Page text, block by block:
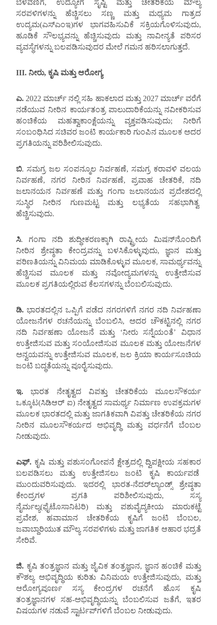
ಬೆಳವಣಿಗೆ, ಉದ್ಯೋಗ ಸೃಷ್ಟಿ ಮತ್ತು ಚೇತರಿಕೆಯ ಮೌಲ್ಯ
ಸರಪಳಿಗಳನ್ನು ಹೆಚ್ಚಿಸಲು ಸಣ್ಣ ಮತ್ತು ಮಧ್ಯಮ ಗಾತ್ರದ
ಉದ್ಯಮ(ಎಸ್ಎಂಇ)ಗಳ ಭಾಗವಹಿಸುವಿಕೆ ಸಕ್ರಿಯಗೊಳಿಸುವುದು,
ಹೂಡಿಕೆ ಸೌಲಭ್ಯವನ್ನು ಹೆಚ್ಚಿಸುವುದು ಮತ್ತು ನಾವೀನ್ಯತೆ ಪರಿಸರ
ವ್ಯವಸ್ಥೆಗಳನ್ನು ಬಲಪಡಿಸುವುದರ ಮೇಲೆ ಗಮನ ಹರಿಸಲಾಗುತ್ತದೆ.
III. ನೀರು, ಕೃಷಿ ಮತ್ತು ಆರೋಗ್ಯ
ಎ.2022 ಮಾರ್ಚ್ ನಲ್ಲಿ ಸಹಿ ಹಾಕಲಾದ ಮತ್ತು 2027 ಮಾರ್ಚ್ ವರೆಗೆ
ನಡೆಯುವ ನೀರಿನ ಕಾರ್ಯತಂತ್ರ ಪಾಲುದಾರಿಕೆಯನ್ನು ನವೀಕರಿಸುವ
ಹಂಚಿಕೆಯ ಮಹತ್ವಾಕಾಂಕ್ಷೆಯನ್ನು ವ್ಯಕ್ತಪಡಿಸುವುದು; ನೀರಿಗೆ
ಸಂಬಂಧಿಸಿದ ಸಚಿವರ ಜಂಟಿ ಕಾರ್ಯಕಾರಿ ಗುಂಪಿನ ಮೂಲಕ ಅದರ
ಪ್ರಗತಿಯನ್ನು ಪರಿಶೀಲಿಸುವುದು.
ಬಿ. ಸಮಗ್ರ ಜಲ ಸಂಪನ್ಮೂಲ ನಿರ್ವಹಣೆ, ಸಮಗ್ರ ಕರಾವಳಿ ವಲಯ
ನಿರ್ವಹಣೆ, ನಗರ ನೀರಿನ ನಿರ್ವಹಣೆ, ಪ್ರವಾಹ ಚೇತರಿಕೆ, ನದಿ
ಜಲಾನಯನ ನಿರ್ವಹಣೆ ಮತ್ತು ಗಂಗಾ ಜಲಾನಯನ ಪ್ರದೇಶದಲ್ಲಿ
ಸುಸ್ಥಿರ ನೀರಿನ ಗುಣಮಟ್ಟ ಮತ್ತು ಲಭ್ಯತೆಯ ಸಹಭಾಗಿತ್ವ
ಹೆಚ್ಚಿಸುವುದು.
ಸಿ. ಗಂಗಾ ನದಿ ಶುದ್ಧೀಕರಣಕ್ಕಾಗಿ ರಾಷ್ಟ್ರೀಯ ಮಿಷನ್‌ನೊಂದಿಗೆ
ನೀರಿನ ಶ್ರೇಷ್ಠತಾ ಕೇಂದ್ರವನ್ನು ಬಳಸಿಕೊಳ್ಳುವುದು, ಜ್ಞಾನ ಮತ್ತು
ಪರಿಣತಿಯನ್ನು ವಿನಿಮಯ ಮಾಡಿಕೊಳ್ಳುವ ಮೂಲಕ, ಸಾಮರ್ಥ್ಯವನ್ನು
ಹೆಚ್ಚಿಸುವ ಮೂಲಕ ಮತ್ತು ನವೋದ್ಯಮಗಳನ್ನು ಉತ್ತೇಜಿಸುವ
ಮೂಲಕ ಪ್ರಗತಿಯಲ್ಲಿರುವ ಕೆಲಸಗಳನ್ನು ಬೆಂಬಲಿಸುವುದು.
ಡಿ.ಭಾರತದಲ್ಲಿನ ಒಪ್ಪಿಗೆ ಪಡೆದ ನಗರಗಳಿಗೆ ನಗರ ನದಿ ನಿರ್ವಹಣಾ
ಯೋಜನೆಗಳ ರಚನೆಯನ್ನು ಬೆಂಬಲಿಸಿ, ಅದರ ಚೌಕಟ್ಟಿನಲ್ಲಿ ನಗರ
ನದಿ ನಿರ್ವಹಣಾ ಯೋಜನೆ ಮತ್ತು ‘ನೀರು ಸನ್ನೆಯಂತೆ’ ವಿಧಾನ
ಉತ್ತೇಜಿಸುವ ಮತ್ತು ಸಂಯೋಜಿಸುವ ಮೂಲಕ ಮತ್ತು ಯೋಜನೆಗಳ
ಅನ್ವಯವನ್ನು ಉತ್ತೇಜಿಸುವ ಮೂಲಕ, ಜಲ ಕ್ರಿಯಾ ಕಾರ್ಯಸೂಚಿಯ
ಜಂಟಿ ಬದ್ಧತೆಯನ್ನು ಪೂರೈಸುವುದು.
ಇ.ಭಾರತ ನೇತೃತ್ವದ ವಿಪತ್ತು ಚೇತರಿಕೆಯ ಮೂಲಸೌಕರ್ಯ
ಒಕ್ಕೂಟ(ಸಿಡಿಆರ್ ಐ) ನೇತೃತ್ವದ ಸಾಮರ್ಥ್ಯ ನಿರ್ಮಾಣ ಉಪಕ್ರಮಗಳ
ಮೂಲಕ ಭಾರತದಲ್ಲಿ ಮತ್ತು ಜಾಗತಿಕವಾಗಿ ವಿಪತ್ತು ಚೇತರಿಕೆಯ ನಗರ
ನೀರಿನ ಮೂಲಸೌಕರ್ಯದ ಅಭಿವೃದ್ಧಿ ಮತ್ತು ವರ್ಧನೆಗೆ ಬೆಂಬಲ
ನೀಡುವುದು.
ಎಫ್.ಕೃಷಿ ಮತ್ತು ಪಶುಸಂಗೋಪನೆ ಕ್ಷೇತ್ರದಲ್ಲಿ ದ್ವಿಪಕ್ಷೀಯ ಸಹಕಾರ
ಬಲಪಡಿಸಲು ಮತ್ತು ಉತ್ತೇಜಿಸಲು ಜಂಟಿ ಕೃಷಿ ಕಾರ್ಯಪಡೆ
ಮುಂದುವರಿಸುವುದು. ಇದರಲ್ಲಿ ಭಾರತ-ನೆದರ್‌ಲ್ಯಾಂಡ್ಸ್ ಶ್ರೇಷ್ಠತಾ
ಕೇಂದ್ರಗಳ ಪ್ರಗತಿ ಪರಿಶೀಲಿಸುವುದು, ಸಸ್ಯ
ನೈರ್ಮಲ್ಯ(ಫೈಟೊಸಾನಿಟರಿ) ಮತ್ತು ಪಶುವೈದ್ಯಕೀಯ ಮಾರುಕಟ್ಟೆ
ಪ್ರವೇಶ, ಹವಾಮಾನ ಚೇತರಿಕೆಯ ಕೃಷಿಗೆ ಜಂಟಿ ಬೆಂಬಲ,
ಜವಾಬ್ದಾರಿಯುತ ಮೌಲ್ಯ ಸರಪಳಿಗಳು ಮತ್ತು ಜಾಗತಿಕ ಆಹಾರ ಭದ್ರತೆ
ಸೇರಿವೆ.
ಜಿ.ಕೃಷಿ ತಂತ್ರಜ್ಞಾನ ಮತ್ತು ಜೈವಿಕ ತಂತ್ರಜ್ಞಾನ, ಜ್ಞಾನ ಹಂಚಿಕೆ ಮತ್ತು
ಕೌಶಲ್ಯ ಅಭಿವೃದ್ಧಿಯ ಕುರಿತು ವಿನಿಮಯ ಉತ್ತೇಜಿಸುವುದು, ಮತ್ತು
ಆರೋಗ್ಯಪೂರ್ಣ ಸಸ್ಯ ಕೇಂದ್ರಗಳ ರಚನೆಗೆ ಹೊಸ ಕೃಷಿ
ತಂತ್ರಜ್ಞಾನಗಳ ಸಹ-ಅಭಿವೃದ್ಧಿಯನ್ನು ಬೆಂಬಲಿಸುವ ಜತೆಗೆ, ಇತರ
ವಿಷಯಗಳ ನಡುವೆ ಸ್ಟಾರ್ಟಪ್‌ಗಳಿಗೆ ಬೆಂಬಲ ನೀಡುವುದು.